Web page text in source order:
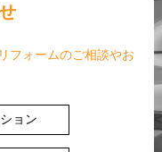
フォームのご相談やお
ョン